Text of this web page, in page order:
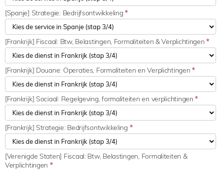
[Spanje] Strategie: Bedrijfsontwikkeling*
[Frankrijk] Fiscaal: Btw, Belastingen, Formaliteiten & Verplichtingen*
[Frankrijk] Douane: Operaties, Formaliteiten en Verplichtingen*
[Frankrijk] Sociaal: Regelgeving, formaliteiten en verplichtingen*
[Frankrijk] Strategie: Bedrijfsontwikkeling *
[Verenigde Staten] Fiscaal: Btw, Belastingen, Formaliteiten &
Verplichtingen *